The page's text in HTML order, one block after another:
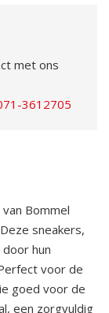
met ons
3612705
Bommel
sneakers,
hun
voor de
goed voor de
een zorgvuldig